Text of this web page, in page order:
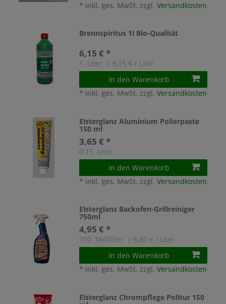
* inkl. ges. MwSt. zzgl.Versandkosten
Brennspiritus 1l Bio-Qualität
6,15 € *
1 Liter
| 6,15 € / Liter
In den Warenkorb
* inkl. ges. MwSt. zzgl.Versandkosten
Elsterglanz Aluminium Polierpaste
150 ml
3,65 € *
0.15 Liter
In den Warenkorb
* inkl. ges. MwSt. zzgl.Versandkosten
Elsterglanz Backofen-Grillreiniger
750ml
4,95 € *
750 Milliliter
| 6,60 € / Liter
In den Warenkorb
* inkl. ges. MwSt. zzgl.Versandkosten
Elsterglanz Chrompflege Politur 150